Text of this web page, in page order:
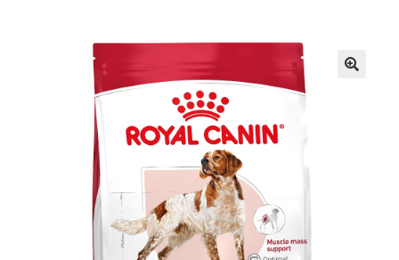
Malá zvířata — Klece, krmivo, vybavení
Vše pro kočky